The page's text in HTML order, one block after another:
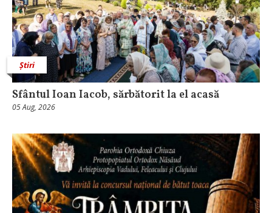
Știri
Sfântul Ioan Iacob, sărbătorit la el acasă
05 Aug, 2026